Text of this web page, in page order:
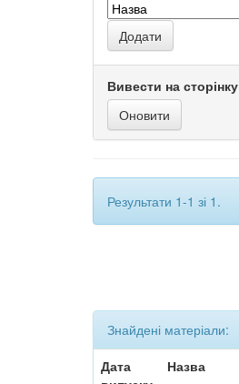
Вивести на сторінку
Результати 1-1 зі 1.
Знайдені матеріали:
Дата
Назва